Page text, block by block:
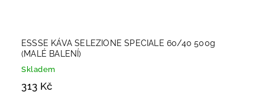
ESSSE KÁVA SELEZIONE SPECIALE 60/40 500g
(MALÉ BALENÍ)
Skladem
313 Kč